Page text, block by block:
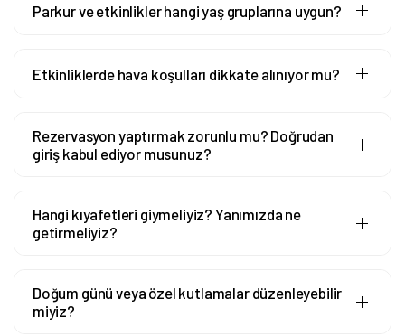
Parkur ve etkinlikler hangi yaş gruplarına uygun?
Etkinliklerde hava koşulları dikkate alınıyor mu?
Rezervasyon yaptırmak zorunlu mu? Doğrudan
giriş kabul ediyor musunuz?
Hangi kıyafetleri giymeliyiz? Yanımızda ne
getirmeliyiz?
Doğum günü veya özel kutlamalar düzenleyebilir
miyiz?